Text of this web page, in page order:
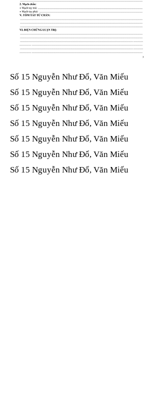
Số 15 Nguyễn Như Đổ, Văn Miếu​​​​
Số 15 Nguyễn Như Đổ, Văn Miếu​​​​
Số 15 Nguyễn Như Đổ, Văn Miếu​​​​
Số 15 Nguyễn Như Đổ, Văn Miếu​​​​
Số 15 Nguyễn Như Đổ, Văn Miếu​​​​
Số 15 Nguyễn Như Đổ, Văn Miếu​​​​
Số 15 Nguyễn Như Đổ, Văn Miếu​​​​